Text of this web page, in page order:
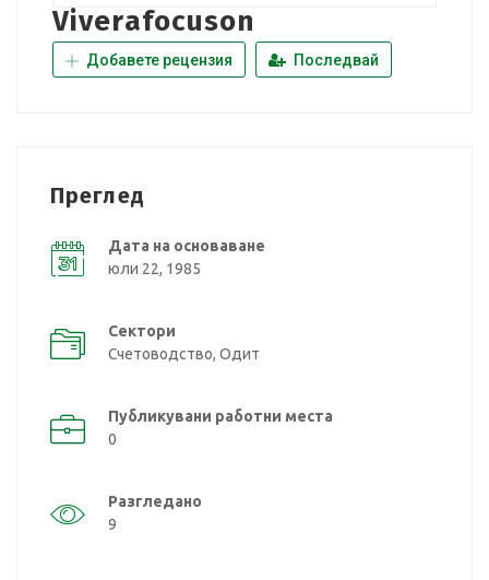
Viverafocuson
Добавете рецензия Последвай
Преглед
Дата на основаване
юли 22, 1985
Сектори
Счетоводство, Одит
Публикувани работни места
0
Разгледано
9